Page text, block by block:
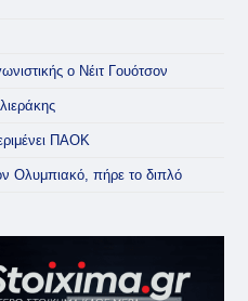
ο Νέιτ Γουότσον
ΠΑΟΚ
Ολυμπιακό, πήρε το διπλό